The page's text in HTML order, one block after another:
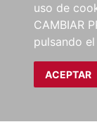
uso de
CAMBIAR
pulsando el
ACEPTAR